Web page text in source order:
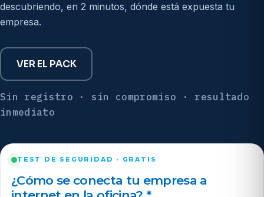
descubriendo, en 2 minutos, dónde está expuesta tu
empresa.
VER EL PACK
Sin registro · sin compromiso · resultado
inmediato